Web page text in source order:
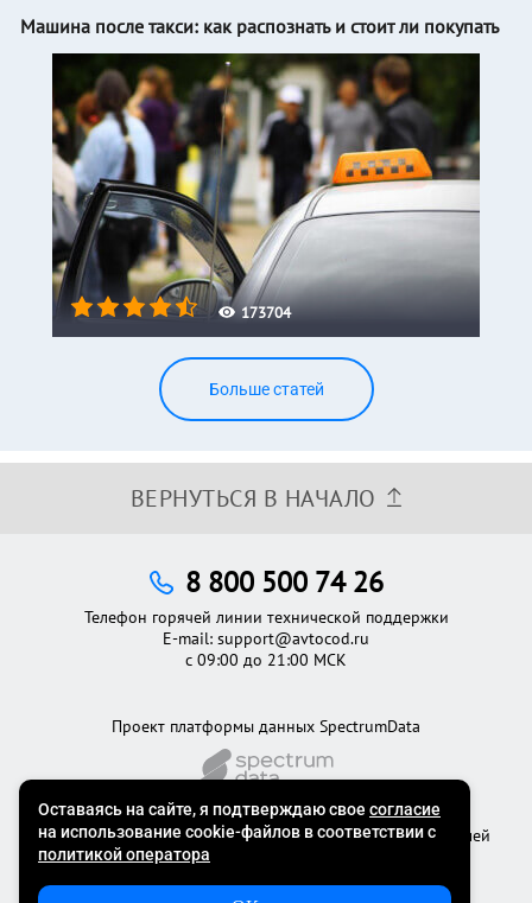
173704
Машина после такси: как распознать и стоит ли покупать
Больше статей
ВЕРНУТЬСЯ В НАЧАЛО
©2012 - 2026Официальный сервис проверки автомобилей
Проект платформы данных SpectrumData
8 800 500 74 26
Телефон горячей линии технической поддержки
E-mail: support@avtocod.ru
с 09:00 до 21:00 МСК